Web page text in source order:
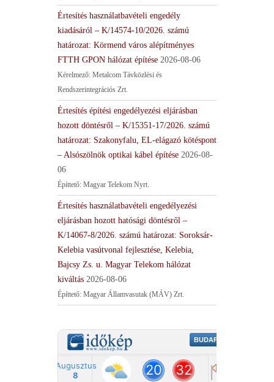
Értesítés használatbavételi engedély
kiadásáról – K/14574-10/2026. számú
határozat: Körmend város alépítményes
FTTH GPON hálózat építése 2026-08-06
Kérelmező: Metalcom Távközlési és
Rendszerintegrációs Zrt.
Értesítés építési engedélyezési eljárásban
hozott döntésről – K/15351-17/2026. számú
határozat: Szakonyfalu, EL-elágazó kötéspont
– Alsószölnök optikai kábel építése 2026-08-
06
Építtető: Magyar Telekom Nyrt.
Értesítés használatbavételi engedélyezési
eljárásban hozott hatósági döntésről –
K/14067-8/2026. számú határozat: Soroksár-
Kelebia vasútvonal fejlesztése, Kelebia,
Bajcsy Zs. u. Magyar Telekom hálózat
kiváltás 2026-08-06
Építtető: Magyar Államvasutak (MÁV) Zrt.